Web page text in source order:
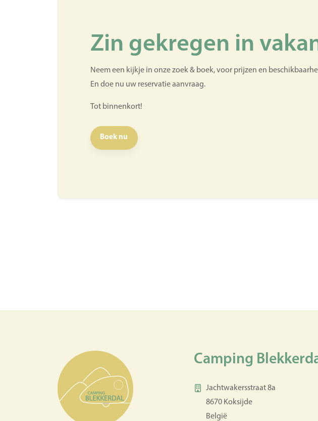
Zin gekregen in
Neem een kijkje in onze zoek & boek, voor prijzen en
En doe nu uw reservatie aanvraag.
Tot binnenkort!
Boek nu
Camping
Jachtwakersstraat 8a
8670 Koksijde
België